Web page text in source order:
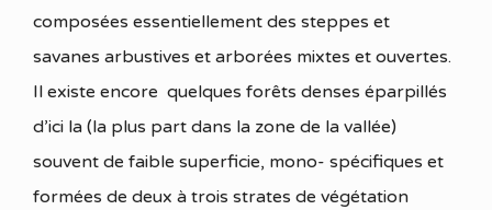
composées essentiellement des steppes et
savanes arbustives et arborées mixtes et ouvertes.
Il existe encore quelques forêts denses éparpillés
d’ici la (la plus part dans la zone de la vallée)
souvent de faible superficie, mono- spécifiques et
formées de deux à trois strates de végétation